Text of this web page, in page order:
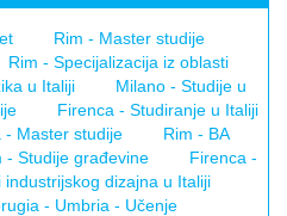
Rim - Master studije
Rim - Specijalizacija iz oblasti
u Italiji
Milano - Studije u
Firenca - Studiranje u Italiji
- Master studije
Rim - BA
- Studije građevine
Firenca -
dizajna u Italiji
- Umbria - Učenje